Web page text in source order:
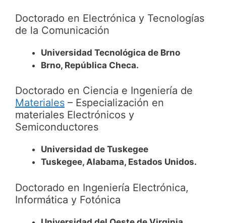
Doctorado en Electrónica y Tecnologías
de la Comunicación
Universidad Tecnológica de Brno
Brno, República Checa.
Doctorado en Ciencia e Ingeniería de
Materiales – Especialización en
materiales Electrónicos y
Semiconductores
Universidad de Tuskegee
Tuskegee, Alabama, Estados Unidos.
Doctorado en Ingeniería Electrónica,
Informática y Fotónica